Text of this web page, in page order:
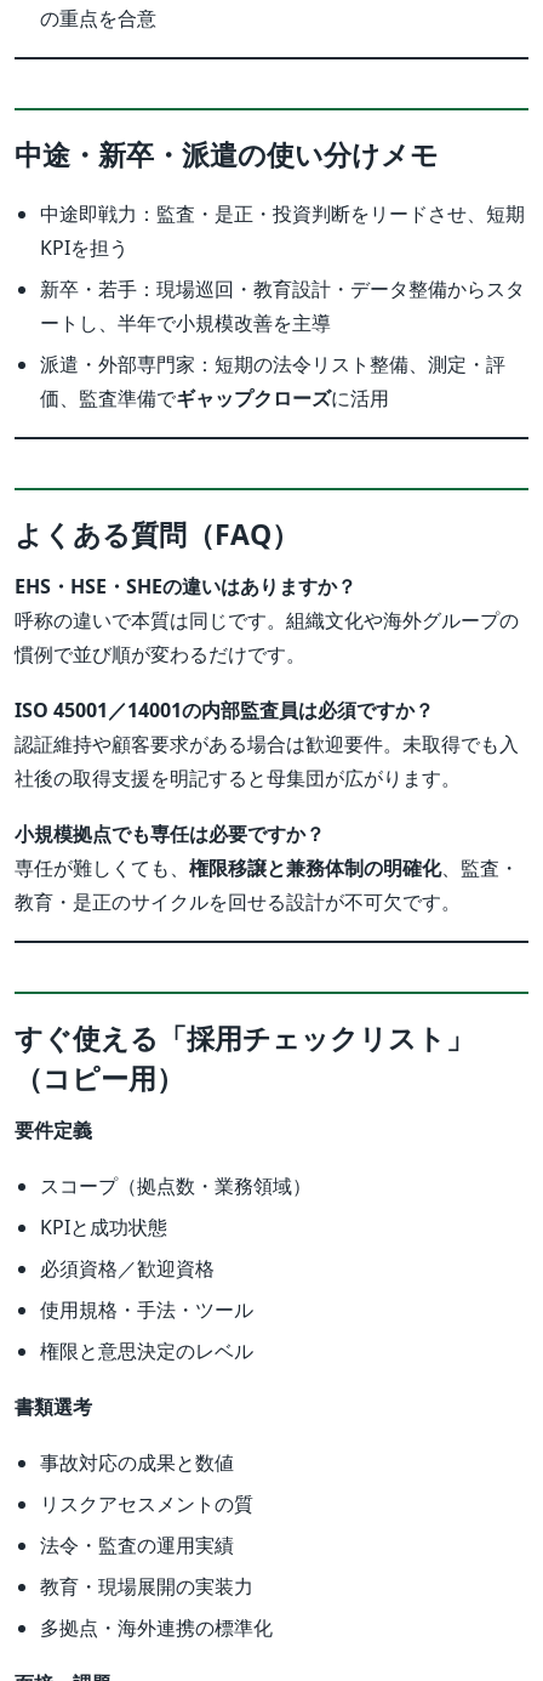
の重点を合意
中途・新卒・派遣の使い分けメモ
中途即戦力：監査・是正・投資判断をリードさせ、短期
KPIを担う
新卒・若手：現場巡回・教育設計・データ整備からスタ
ートし、半年で小規模改善を主導
派遣・外部専門家：短期の法令リスト整備、測定・評
価、監査準備でギャップクローズに活用
よくある質問（FAQ）
EHS・HSE・SHEの違いはありますか？
呼称の違いで本質は同じです。組織文化や海外グループの
慣例で並び順が変わるだけです。
ISO 45001／14001の内部監査員は必須ですか？
認証維持や顧客要求がある場合は歓迎要件。未取得でも入
社後の取得支援を明記すると母集団が広がります。
小規模拠点でも専任は必要ですか？
専任が難しくても、 権限移譲と兼務体制の明確化、監査・
教育・是正のサイクルを回せる設計が不可欠です。
すぐ使える「採用チェックリスト」
（コピー用）
要件定義
スコープ（拠点数・業務領域）
KPIと成功状態
必須資格／歓迎資格
使用規格・手法・ツール
権限と意思決定のレベル
書類選考
事故対応の成果と数値
リスクアセスメントの質
法令・監査の運用実績
教育・現場展開の実装力
多拠点・海外連携の標準化